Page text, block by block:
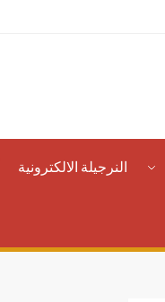
النرجيلة الالكترونية